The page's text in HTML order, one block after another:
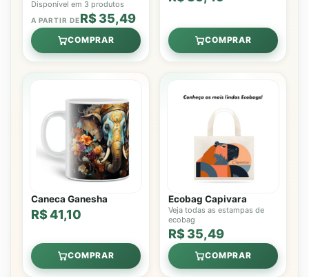
Disponível em 3 produtos
A PARTIR DER$ 35,49
COMPRAR COMPRAR
Caneca Ganesha
R$ 41,10
COMPRAR
Ecobag Capivara
Veja todas as estampas de
ecobag
R$ 35,49
COMPRAR